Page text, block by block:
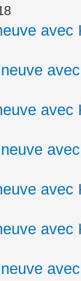
avec
avec
avec
avec